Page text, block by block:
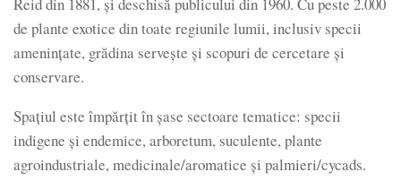
de plante exotice din toate regiunile lumii, inclusiv specii
amenințate, grădina servește și scopuri de cercetare și
conservare.
Spațiul este împărțit în șase sectoare tematice: specii
indigene și endemice, arboretum, suculente, plante
agroindustriale, medicinale/aromatice și palmieri/cycads.